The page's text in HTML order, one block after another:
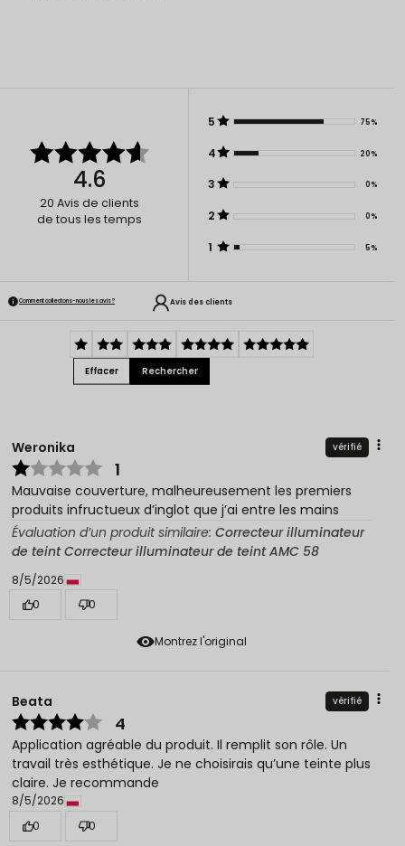
4.6
20 Avis de clients
de tous les temps
5 75%
4 20%
3 0%
2 0%
1 5%
Comment collectons-nous les avis ? Avis des clients
Effacer Rechercher
Montrez l'original
Weronika vérifié
1
Mauvaise couverture, malheureusement les premiers
produits infructueux d’inglot que j’ai entre les mains
Évaluation d’un produit similaire: Correcteur illuminateur
de teint Correcteur illuminateur de teint AMC 58
8/5/2026
0
0
Beata vérifié
4
Application agréable du produit. Il remplit son rôle. Un
travail très esthétique. Je ne choisirais qu’une teinte plus
claire. Je recommande
8/5/2026
0
0